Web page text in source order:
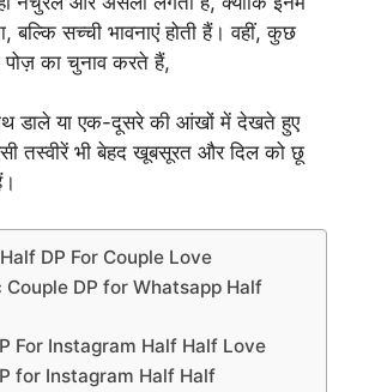
बल्कि सच्ची भावनाएं होती हैं। वहीं, कुछ
पोज़ का चुनाव करते हैं,
डाले या एक-दूसरे की आंखों में देखते हुए
तस्वीरें भी बेहद खूबसूरत और दिल को छू
DP For Couple Love
Couple DP for Whatsapp Half
For Instagram Half Half Love
for Instagram Half Half